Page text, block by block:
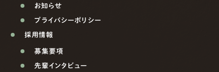
お知らせ
プライバシーポリシー
採用情報
募集要項
先輩インタビュー